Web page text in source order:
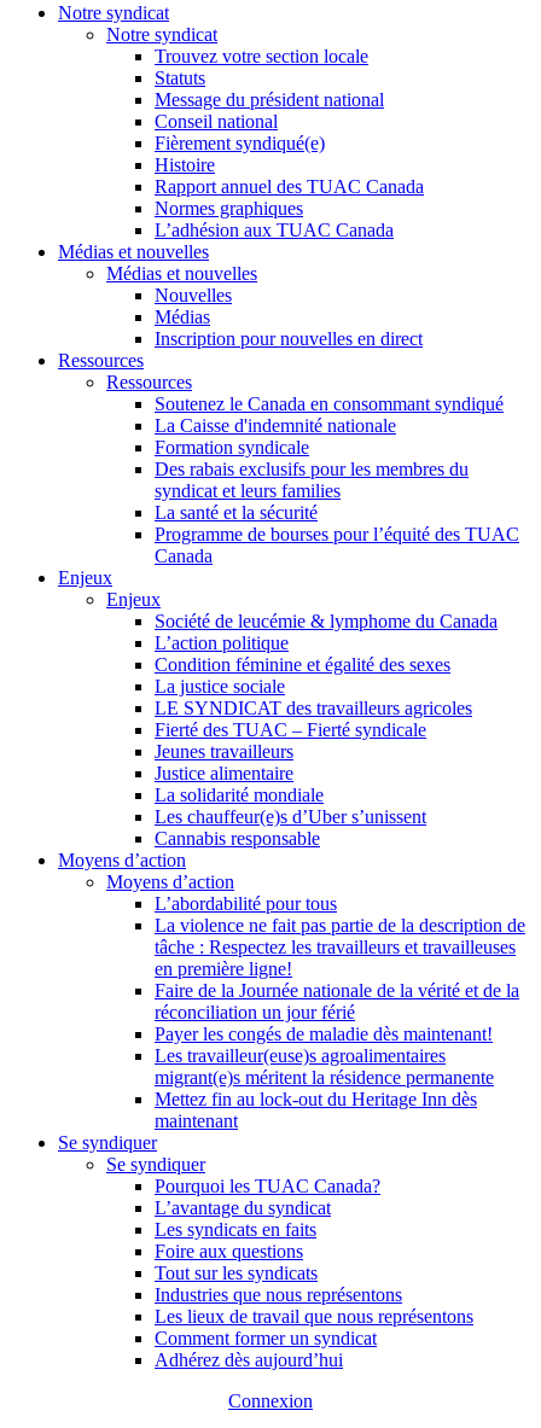
Notre syndicat
Notre syndicat
Trouvez votre section locale
Statuts
Message du président national
Conseil national
Fièrement syndiqué(e)
Histoire
Rapport annuel des TUAC Canada
Normes graphiques
L’adhésion aux TUAC Canada
Médias et nouvelles
Médias et nouvelles
Nouvelles
Médias
Inscription pour nouvelles en direct
Ressources
Ressources
Soutenez le Canada en consommant syndiqué
La Caisse d'indemnité nationale
Formation syndicale
Des rabais exclusifs pour les membres du
syndicat et leurs families
La santé et la sécurité
Programme de bourses pour l’équité des TUAC
Canada
Enjeux
Enjeux
Société de leucémie & lymphome du Canada
L’action politique
Condition féminine et égalité des sexes
La justice sociale
LE SYNDICAT des travailleurs agricoles
Fierté des TUAC – Fierté syndicale
Jeunes travailleurs
Justice alimentaire
La solidarité mondiale
Les chauffeur(e)s d’Uber s’unissent
Cannabis responsable
Moyens d’action
Moyens d’action
L’abordabilité pour tous
La violence ne fait pas partie de la description de
tâche : Respectez les travailleurs et travailleuses
en première ligne!
Faire de la Journée nationale de la vérité et de la
réconciliation un jour férié
Payer les congés de maladie dès maintenant!
Les travailleur(euse)s agroalimentaires
migrant(e)s méritent la résidence permanente
Mettez fin au lock-out du Heritage Inn dès
maintenant
Se syndiquer
Se syndiquer
Pourquoi les TUAC Canada?
L’avantage du syndicat
Les syndicats en faits
Foire aux questions
Tout sur les syndicats
Industries que nous représentons
Les lieux de travail que nous représentons
Comment former un syndicat
Adhérez dès aujourd’hui
Connexion